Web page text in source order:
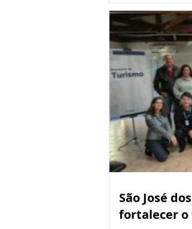
Curitiba 2026.
antigo e
um cenário
São José
fortalecer